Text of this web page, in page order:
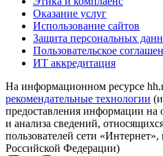
Оказание услуг
Использование сайтов
Защита персональных
Пользовательское
ИТ аккредитация
На информационном ресурсе
рекомендательные технологии
предоставления информации на
и анализа сведений,
пользователей сети
Российской Федерации)